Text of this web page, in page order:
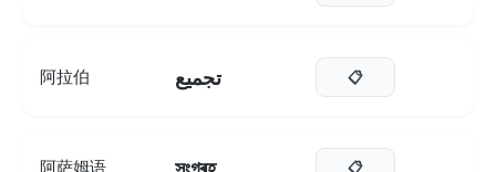
阿拉伯 تجميع 📋
阿萨姆语 📋